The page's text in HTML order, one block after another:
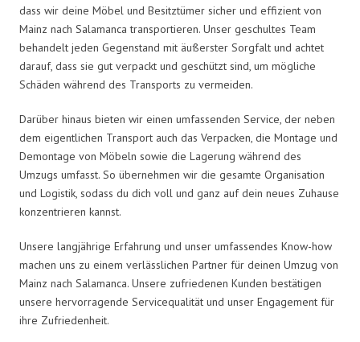
dass wir deine Möbel und Besitztümer sicher und effizient von
Mainz nach Salamanca transportieren. Unser geschultes Team
behandelt jeden Gegenstand mit äußerster Sorgfalt und achtet
darauf, dass sie gut verpackt und geschützt sind, um mögliche
Schäden während des Transports zu vermeiden.
Darüber hinaus bieten wir einen umfassenden Service, der neben
dem eigentlichen Transport auch das Verpacken, die Montage und
Demontage von Möbeln sowie die Lagerung während des
Umzugs umfasst. So übernehmen wir die gesamte Organisation
und Logistik, sodass du dich voll und ganz auf dein neues Zuhause
konzentrieren kannst.
Unsere langjährige Erfahrung und unser umfassendes Know-how
machen uns zu einem verlässlichen Partner für deinen Umzug von
Mainz nach Salamanca. Unsere zufriedenen Kunden bestätigen
unsere hervorragende Servicequalität und unser Engagement für
ihre Zufriedenheit.